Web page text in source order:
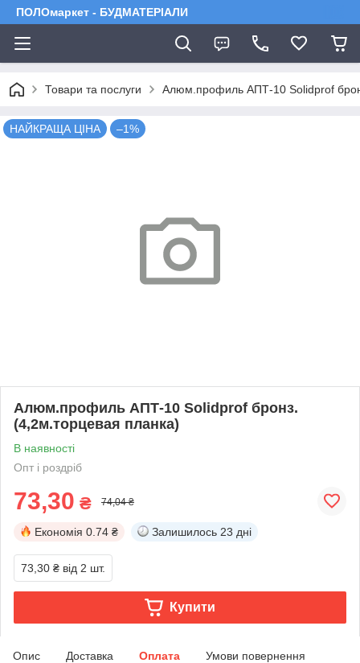
ПОЛОмаркет - БУДМАТЕРІАЛИ
Товари та послуги Алюм.профиль АПТ-10 Solidprof
НАЙКРАЩА ЦІНА –1%
Алюм.профиль АПТ-10 Solidprof бронз.
(4,2м.торцевая планка)
В наявності
Опт і роздріб
73,30 ₴ 74,04 ₴
Економія 0.74 ₴ Залишилось 23 дні
73,30 ₴ від 2 шт.
Купити
Опис Доставка Оплата Умови повернення